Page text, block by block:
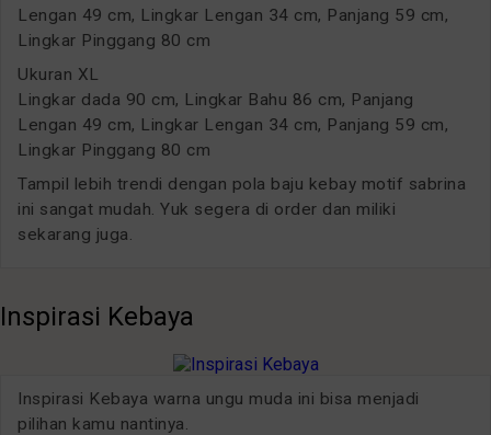
Lengan 49 cm, Lingkar Lengan 34 cm, Panjang 59 cm,
Lingkar Pinggang 80 cm
Ukuran XL
Lingkar dada 90 cm, Lingkar Bahu 86 cm, Panjang
Lengan 49 cm, Lingkar Lengan 34 cm, Panjang 59 cm,
Lingkar Pinggang 80 cm
Tampil lebih trendi dengan pola baju kebay motif sabrina
ini sangat mudah. Yuk segera di order dan miliki
sekarang juga.
Inspirasi Kebaya
Inspirasi Kebaya warna ungu muda ini bisa menjadi
pilihan kamu nantinya.